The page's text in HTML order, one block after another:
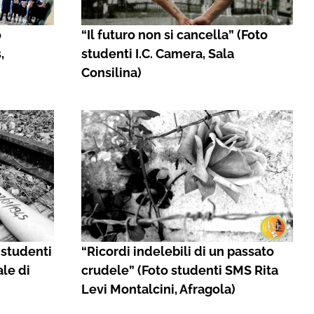
“Il futuro non si cancella” (Foto
studenti I.C. Camera, Sala
Consilina)
studenti
di
“Ricordi indelebili di un passato
crudele” (Foto studenti SMS Rita
Levi Montalcini, Afragola)